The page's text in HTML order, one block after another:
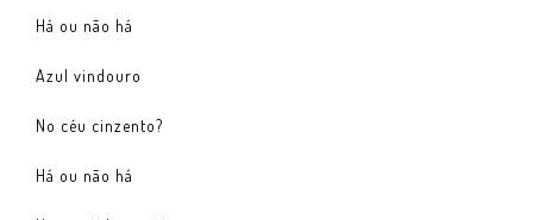
Há ou não há
Azul vindouro
No céu cinzento?
Há ou não há